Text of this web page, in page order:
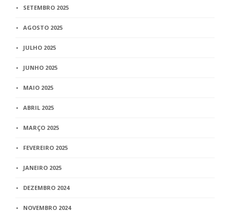
SETEMBRO 2025
AGOSTO 2025
JULHO 2025
JUNHO 2025
MAIO 2025
ABRIL 2025
MARÇO 2025
FEVEREIRO 2025
JANEIRO 2025
DEZEMBRO 2024
NOVEMBRO 2024